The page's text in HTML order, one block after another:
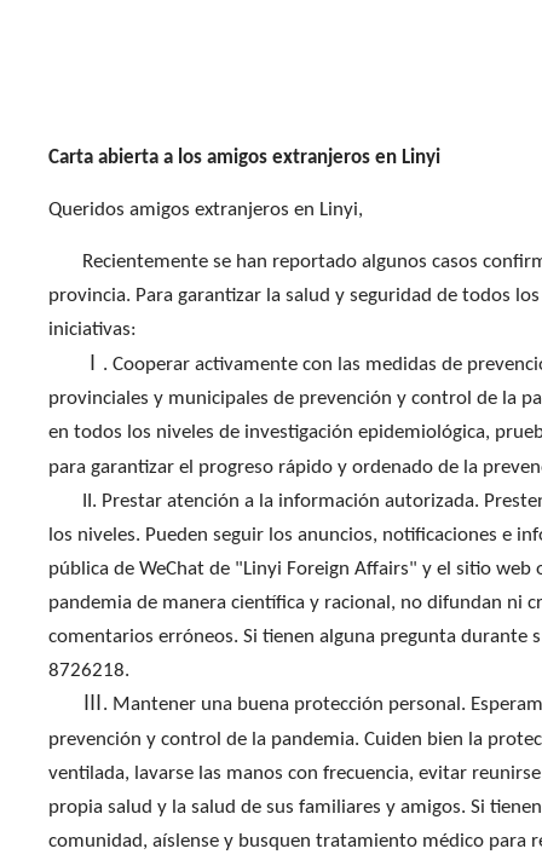
Carta abierta a los amigos extranjeros en Linyi
Queridos amigos extranjeros en Linyi,
Recientemente se han reportado algunos casos
provincia. Para garantizar la salud y seguridad de todos
iniciativas:
Ⅰ. Cooperar activamente con las medidas de
provinciales y municipales de prevención y control de la
en todos los niveles de investigación epidemiológica,
para garantizar el progreso rápido y ordenado de la
II. Prestar atención a la información autorizada.
los niveles. Pueden seguir los anuncios, notificaciones e
pública de WeChat de "Linyi Foreign Affairs" y el sitio web
pandemia de manera científica y racional, no difundan ni
comentarios erróneos. Si tienen alguna pregunta durante
8726218.
Ⅲ. Mantener una buena protección personal.
prevención y control de la pandemia. Cuiden bien la
ventilada, lavarse las manos con frecuencia, evitar
propia salud y la salud de sus familiares y amigos. Si
comunidad, aíslense y busquen tratamiento médico para